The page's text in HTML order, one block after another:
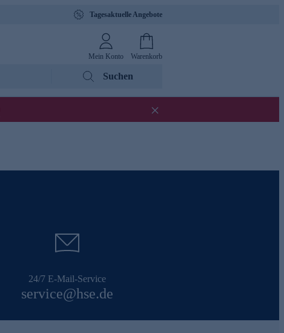
Tagesaktuelle Angebote
Mein Konto Warenkorb
Suchen
24/7 E-Mail-Service
service@hse.de